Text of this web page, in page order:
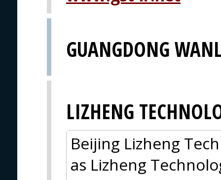
GUANGDONG
LIZHENG
Beijing Lizheng
as Lizheng